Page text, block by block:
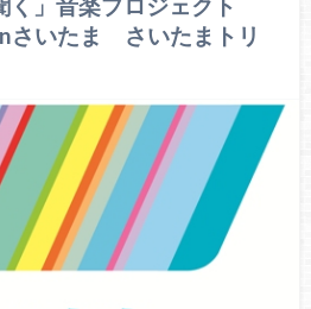
く」音楽プロジェクト
さいたま さいたまトリ